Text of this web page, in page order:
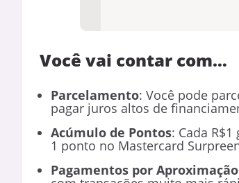
Você vai contar com…
Parcelamento: Você pode
pagar juros altos de
Acúmulo de Pontos: Cada
1 ponto no Mastercard
Pagamentos por